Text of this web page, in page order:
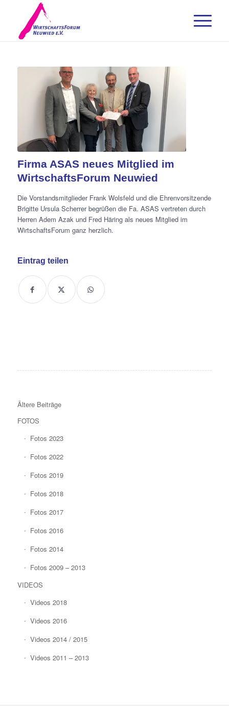
Firma ASAS neues Mitglied im
WirtschaftsForum Neuwied
Die Vorstandsmitglieder Frank Wolsfeld und die Ehrenvorsitzende
Brigitte Ursula Scherrer begrüßen die Fa. ASAS vertreten durch
Herren Adem Azak und Fred Häring als neues Mitglied im
WirtschaftsForum ganz herzlich.
Eintrag teilen
Ältere Beiträge
FOTOS
Fotos 2023
Fotos 2022
Fotos 2019
Fotos 2018
Fotos 2017
Fotos 2016
Fotos 2014
Fotos 2009 – 2013
VIDEOS
Videos 2018
Videos 2016
Videos 2014 / 2015
Videos 2011 – 2013